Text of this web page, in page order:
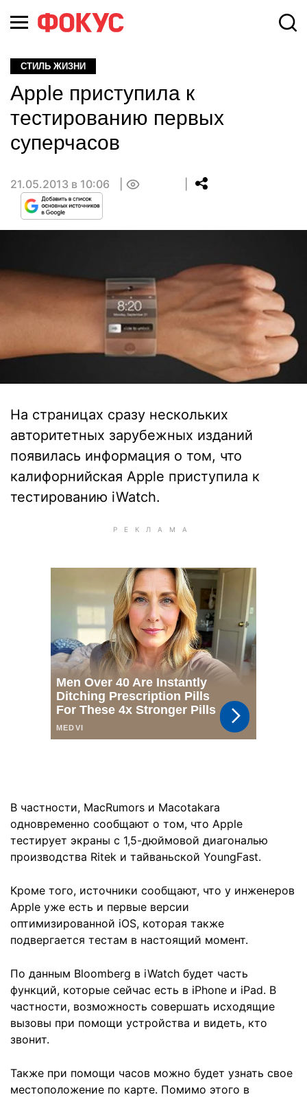
СТИЛЬ ЖИЗНИ
Apple приступила к
тестированию первых
суперчасов
21.05.2013 в 10:06
На страницах сразу нескольких
авторитетных зарубежных изданий
появилась информация о том, что
калифорнийская Apple приступила к
тестированию iWatch.
В частности, MacRumors и Macotakara
одновременно сообщают о том, что Apple
тестирует экраны с 1,5-дюймовой диагональю
производства Ritek и тайваньской YoungFast.
Кроме того, источники сообщают, что у инженеров
Apple уже есть и первые версии
оптимизированной iOS, которая также
подвергается тестам в настоящий момент.
По данным Bloomberg в iWatch будет часть
функций, которые сейчас есть в iPhone и iPad. В
частности, возможность совершать исходящие
вызовы при помощи устройства и видеть, кто
звонит.
Также при помощи часов можно будет узнать свое
местоположение по карте. Помимо этого в